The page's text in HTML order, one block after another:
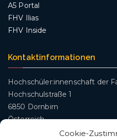
Cookie-
A5 Portal
FHV Ilias
FHV Inside
Kontaktinformationen
Hochschüler:innenschaft der
Hochschulstraße 1
6850 Dornbirn
Österreich